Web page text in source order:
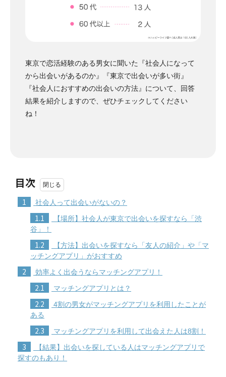
東京で恋活経験のある男女に聞いた『社会人になって
から出会いがあるのか』『東京で出会いが多い街』
『社会人におすすめの出会いの方法』について、回答
結果を紹介しますので、ぜひチェックしてください
ね！
目次
1 社会人って出会いがないの？
1.1
【場所】社会人が東京で出会いを探すなら「渋
谷」！
1.2
【方法】出会いを探すなら「友人の紹介」や「マ
ッチングアプリ」がおすすめ
2 効率よく出会うならマッチングアプリ！
2.1 マッチングアプリとは？
2.2
4割の男女がマッチングアプリを利用したことが
ある
2.3 マッチングアプリを利用して出会えた人は8割！
3
【結果】出会いを探している人はマッチングアプリで
探すのもあり！